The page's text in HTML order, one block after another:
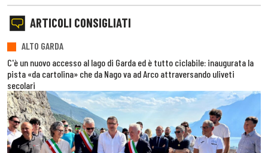
ARTICOLI CONSIGLIATI
ALTO GARDA
C'è un nuovo accesso al lago di Garda ed è tutto ciclabile: inaugurata la
pista «da cartolina» che da Nago va ad Arco attraversando uliveti
secolari